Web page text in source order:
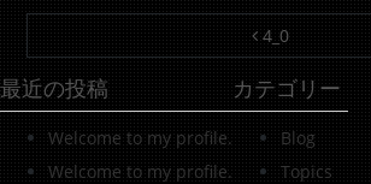
投稿ナビゲーション
4_0
最近の投稿
Welcome to my profile.
Welcome to my profile.
カテゴリー
Blog
Topics